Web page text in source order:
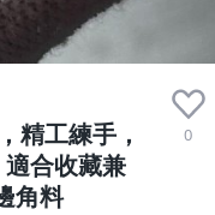
精工練手，
合收藏兼
角料
0